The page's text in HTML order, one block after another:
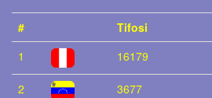
# Tifosi
1
16179
2 3677